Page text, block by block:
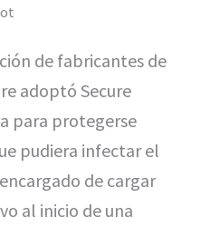
de fabricantes de
adoptó Secure
para protegerse
pudiera infectar el
de cargar
al inicio de una